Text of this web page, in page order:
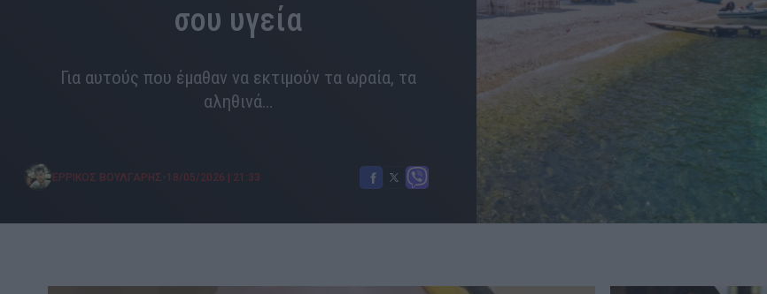
σου υγεία
Για αυτούς που έμαθαν να εκτιμούν τα ωραία, τα
αληθινά…
ΕΡΡΙΚΟΣ ΒΟΥΛΓΑΡΗΣ 18/05/2026 | 21:33